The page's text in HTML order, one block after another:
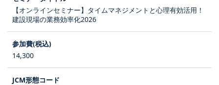
【オンラインセミナー】タイムマネジメントと心理有効活用！
建設現場の業務効率化2026
14,300